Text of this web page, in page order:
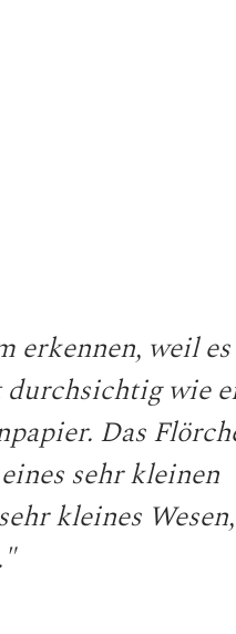
erkennen, weil
durchsichtig wie
Das
sehr kleinen
kleines